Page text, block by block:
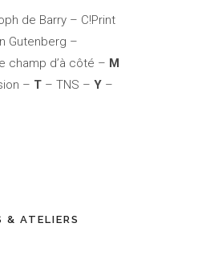
de Barry – C!Print
Gutenberg –
champ d’à côté – M
– T – TNS – Y –
& ATELIERS